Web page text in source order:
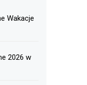
Wakacje
2026 w